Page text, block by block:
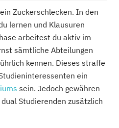
Zuckerschlecken. In den
lernen und Klausuren
arbeitest du aktiv im
sämtliche Abteilungen
kennen. Dieses straffe
ein
sein. Jedoch gewähren
Studierenden zusätzlich